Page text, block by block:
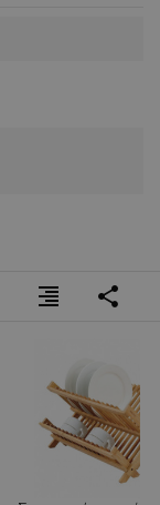
format_align_right share